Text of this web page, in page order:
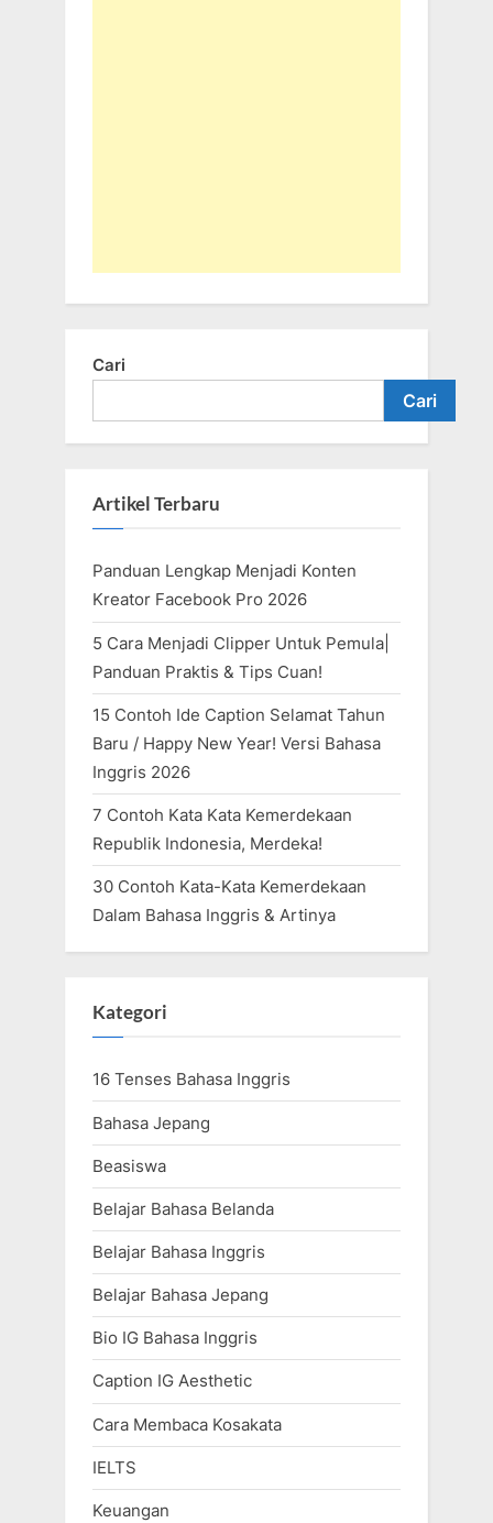
Cari
Cari
Artikel Terbaru
Panduan Lengkap Menjadi Konten
Kreator Facebook Pro 2026
5 Cara Menjadi Clipper Untuk Pemula|
Panduan Praktis & Tips Cuan!
15 Contoh Ide Caption Selamat Tahun
Baru / Happy New Year! Versi Bahasa
Inggris 2026
7 Contoh Kata Kata Kemerdekaan
Republik Indonesia, Merdeka!
30 Contoh Kata-Kata Kemerdekaan
Dalam Bahasa Inggris & Artinya
Kategori
16 Tenses Bahasa Inggris
Bahasa Jepang
Beasiswa
Belajar Bahasa Belanda
Belajar Bahasa Inggris
Belajar Bahasa Jepang
Bio IG Bahasa Inggris
Caption IG Aesthetic
Cara Membaca Kosakata
IELTS
Keuangan